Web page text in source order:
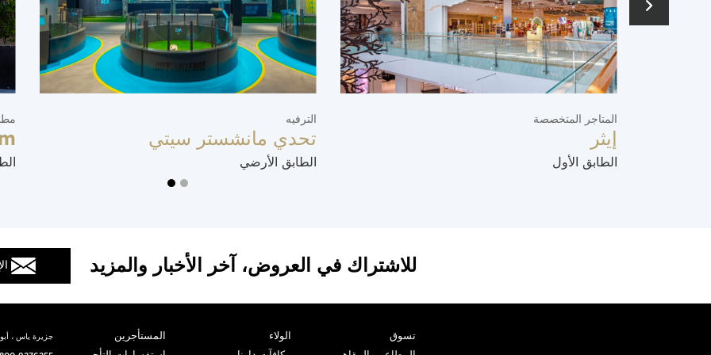
الترفيه
تحدي مانشستر سيتي
الطابق الأرضي
المتاجر المتخصصة
إيثر
الطابق الأول
للاشتراك في العروض، آخر الأخبار والمزيد
تسوق
الولاء المستأجرين جزيرة ياس ،